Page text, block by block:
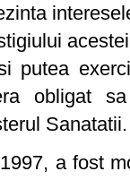
putea
obligat
Sanatatii.
a fost